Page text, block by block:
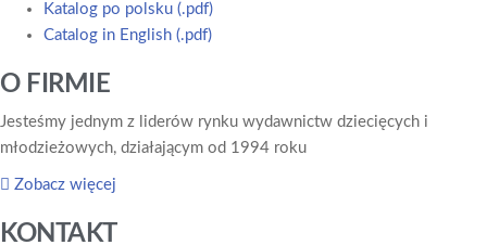
Katalog po polsku (.pdf)
Catalog in English (.pdf)
O FIRMIE
Jesteśmy jednym z liderów rynku wydawnictw dziecięcych i
młodzieżowych, działającym od 1994 roku
Zobacz więcej
KONTAKT